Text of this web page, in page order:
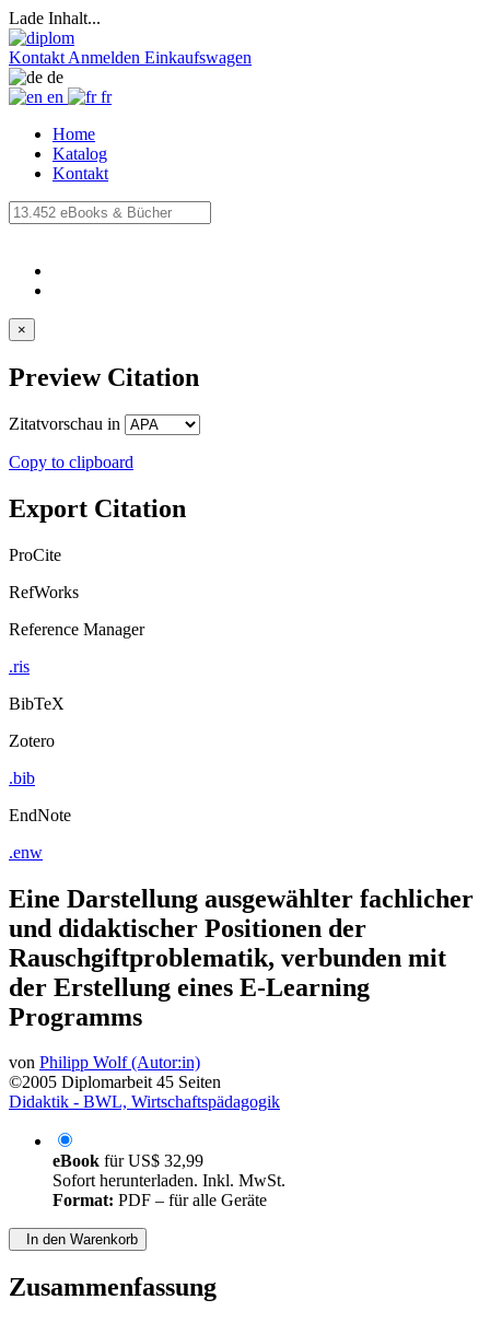
Lade Inhalt...
Kontakt Anmelden Einkaufswagen
de
en
fr
Home
Katalog
Kontakt
×
Preview Citation
Zitatvorschau in
Copy to clipboard
Export Citation
ProCite
RefWorks
Reference Manager
.ris
BibTeX
Zotero
.bib
EndNote
.enw
Eine Darstellung ausgewählter fachlicher
und didaktischer Positionen der
Rauschgiftproblematik, verbunden mit
der Erstellung eines E-Learning
Programms
von Philipp Wolf (Autor:in)
©2005 Diplomarbeit 45 Seiten
Didaktik - BWL, Wirtschaftspädagogik
eBook fürUS$ 32,99
Sofort herunterladen. Inkl. MwSt.
Format: PDF – für alle Geräte
In den Warenkorb
Zusammenfassung